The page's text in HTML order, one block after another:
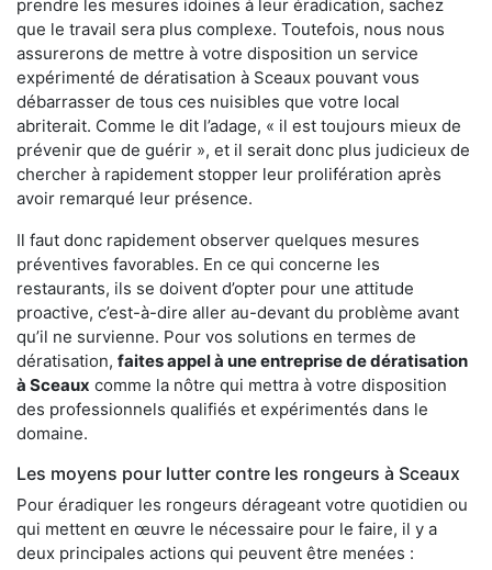
prendre les mesures idoines à leur éradication, sachez
que le travail sera plus complexe. Toutefois, nous nous
assurerons de mettre à votre disposition un service
expérimenté de dératisation à Sceaux pouvant vous
débarrasser de tous ces nuisibles que votre local
abriterait. Comme le dit l’adage, « il est toujours mieux de
prévenir que de guérir », et il serait donc plus judicieux de
chercher à rapidement stopper leur prolifération après
avoir remarqué leur présence.
Il faut donc rapidement observer quelques mesures
préventives favorables. En ce qui concerne les
restaurants, ils se doivent d’opter pour une attitude
proactive, c’est-à-dire aller au-devant du problème avant
qu’il ne survienne. Pour vos solutions en termes de
dératisation, faites appel à une entreprise de dératisation
à Sceaux comme la nôtre qui mettra à votre disposition
des professionnels qualifiés et expérimentés dans le
domaine.
Les moyens pour lutter contre les rongeurs à Sceaux
Pour éradiquer les rongeurs dérageant votre quotidien ou
qui mettent en œuvre le nécessaire pour le faire, il y a
deux principales actions qui peuvent être menées :